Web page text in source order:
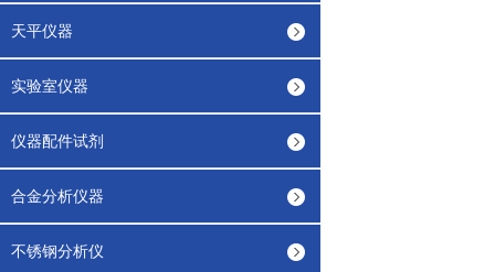
天平仪器
实验室仪器
仪器配件试剂
合金分析仪器
不锈钢分析仪